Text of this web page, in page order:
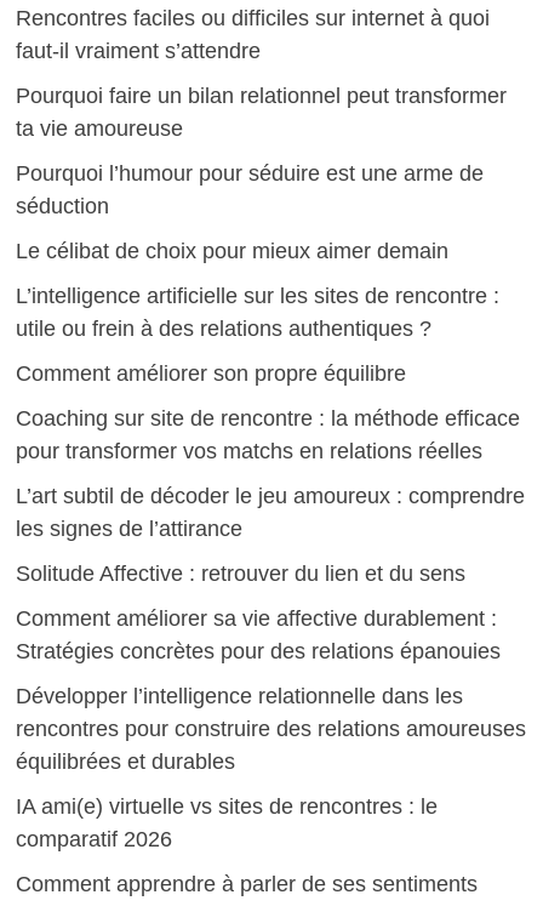
Rencontres faciles ou difficiles sur internet à quoi
faut-il vraiment s’attendre
Pourquoi faire un bilan relationnel peut transformer
ta vie amoureuse
Pourquoi l’humour pour séduire est une arme de
séduction
Le célibat de choix pour mieux aimer demain
L’intelligence artificielle sur les sites de rencontre :
utile ou frein à des relations authentiques ?
Comment améliorer son propre équilibre
Coaching sur site de rencontre : la méthode efficace
pour transformer vos matchs en relations réelles
L’art subtil de décoder le jeu amoureux : comprendre
les signes de l’attirance
Solitude Affective : retrouver du lien et du sens
Comment améliorer sa vie affective durablement :
Stratégies concrètes pour des relations épanouies
Développer l’intelligence relationnelle dans les
rencontres pour construire des relations amoureuses
équilibrées et durables
IA ami(e) virtuelle vs sites de rencontres : le
comparatif 2026
Comment apprendre à parler de ses sentiments